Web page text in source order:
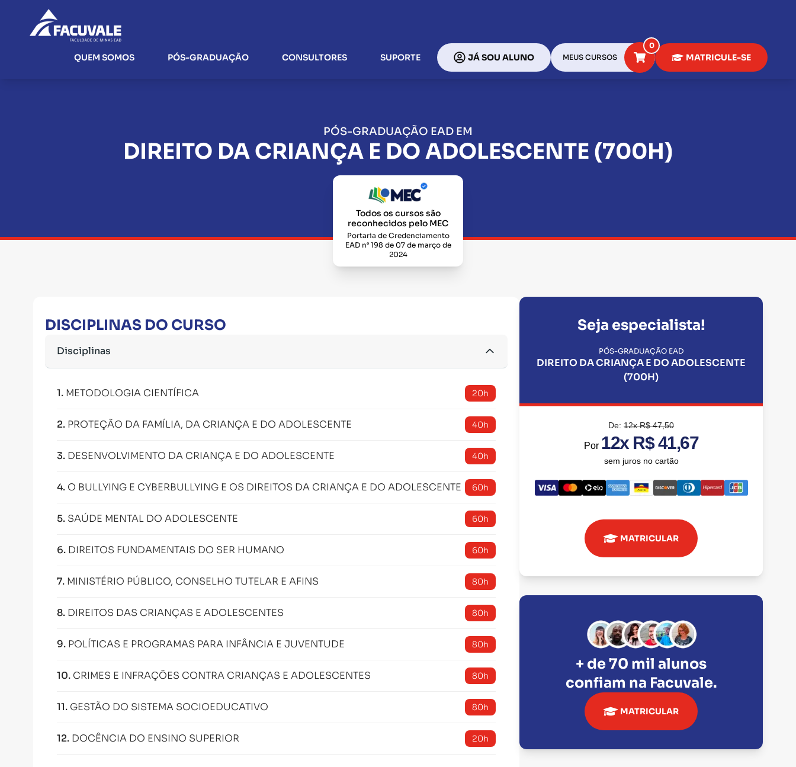
QUEM SOMOS PÓS-GRADUAÇÃO CONSULTORES SUPORTE JÁ SOU ALUNO MEUS CURSOS
0
MATRICULE-SE
PÓS-GRADUAÇÃO EAD EM
DIREITO DA CRIANÇA E DO ADOLESCENTE (700H)
Todos os cursos são
reconhecidos pelo MEC
Portaria de Credenciamento
EAD n° 198 de 07 de março de
2024
DISCIPLINAS DO CURSO
Disciplinas
1. METODOLOGIA CIENTÍFICA 20h
2. PROTEÇÃO DA FAMÍLIA, DA CRIANÇA E DO ADOLESCENTE 40h
3. DESENVOLVIMENTO DA CRIANÇA E DO ADOLESCENTE 40h
4. O BULLYING E CYBERBULLYING E OS DIREITOS DA CRIANÇA E DO ADOLESCENTE 60h
5. SAÚDE MENTAL DO ADOLESCENTE 60h
6. DIREITOS FUNDAMENTAIS DO SER HUMANO 60h
7. MINISTÉRIO PÚBLICO, CONSELHO TUTELAR E AFINS 80h
8. DIREITOS DAS CRIANÇAS E ADOLESCENTES 80h
9. POLÍTICAS E PROGRAMAS PARA INFÂNCIA E JUVENTUDE 80h
10. CRIMES E INFRAÇÕES CONTRA CRIANÇAS E ADOLESCENTES 80h
11. GESTÃO DO SISTEMA SOCIOEDUCATIVO 80h
12. DOCÊNCIA DO ENSINO SUPERIOR 20h
Seja especialista!
PÓS-GRADUAÇÃO EAD
DIREITO DA CRIANÇA E DO ADOLESCENTE
(700H)
De:12x R$ 47,50
Por 12x R$ 41,67
sem juros no cartão
MATRICULAR
+ de 70 mil alunos
confiam na Facuvale.
MATRICULAR